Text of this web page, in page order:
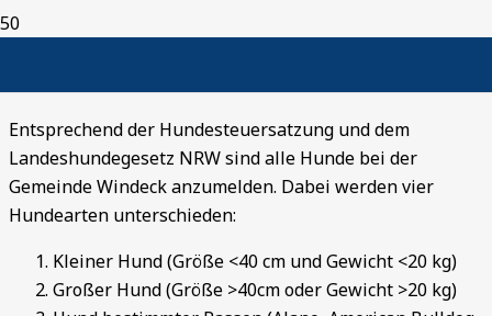
Entsprechend der Hundesteuersatzung und dem
Landeshundegesetz NRW sind alle Hunde bei der
Gemeinde Windeck anzumelden. Dabei werden vier
Hundearten unterschieden:
Kleiner Hund (Größe <40 cm und Gewicht <20 kg)
Großer Hund (Größe >40cm oder Gewicht >20 kg)